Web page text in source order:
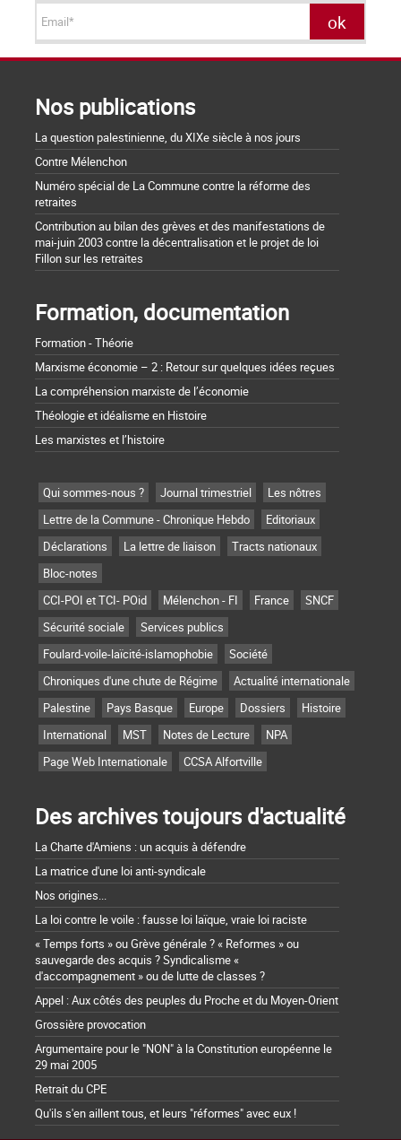
Nos publications
La question palestinienne, du XIXe siècle à nos jours
Contre Mélenchon
Numéro spécial de La Commune contre la réforme des
retraites
Contribution au bilan des grèves et des manifestations de
mai-juin 2003 contre la décentralisation et le projet de loi
Fillon sur les retraites
Formation, documentation
Formation - Théorie
Marxisme économie – 2 : Retour sur quelques idées reçues
La compréhension marxiste de l’économie
Théologie et idéalisme en Histoire
Les marxistes et l’histoire
Qui sommes-nous ? Journal trimestriel
Les nôtres
Lettre de la Commune - Chronique Hebdo
Editoriaux
Déclarations
La lettre de liaison
Tracts nationaux
Bloc-notes
CCI-POI et TCI- POid
Mélenchon - FI France
SNCF
Sécurité sociale
Services publics
Foulard-voile-laïcité-islamophobie
Société
Chroniques d'une chute de Régime
Actualité internationale
Palestine
Pays Basque Europe Dossiers
Histoire
International
MST Notes de Lecture
NPA
Page Web Internationale
CCSA Alfortville
Des archives toujours d'actualité
La Charte d'Amiens : un acquis à défendre
La matrice d'une loi anti-syndicale
Nos origines...
La loi contre le voile : fausse loi laïque, vraie loi raciste
« Temps forts » ou Grève générale ? « Reformes » ou
sauvegarde des acquis ? Syndicalisme «
d'accompagnement » ou de lutte de classes ?
Appel : Aux côtés des peuples du Proche et du Moyen-Orient
Grossière provocation
Argumentaire pour le "NON" à la Constitution européenne le
29 mai 2005
Retrait du CPE
Qu'ils s'en aillent tous, et leurs "réformes" avec eux !